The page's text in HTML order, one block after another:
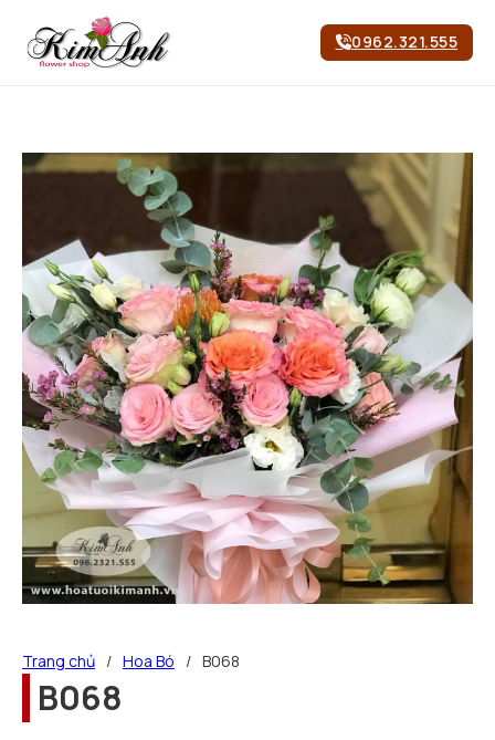
0962.321.555
Trang chủ / Hoa Bó / B068
B068